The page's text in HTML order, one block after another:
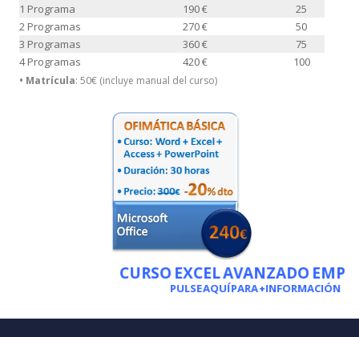
1 Programa
190 €
25
2 Programas
270 €
50
3 Programas
360 €
75
4 Programas
420 € 100
• Matrícula: 50€ (incluye manual del curso)
CURSO EXCEL AVANZADO
PULSE AQUÍ PARA +INFORMACIÓN